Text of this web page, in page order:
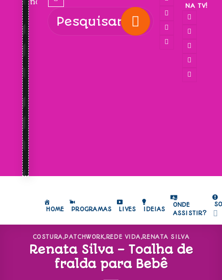
NA TV!
HOME PROGRAMAS LIVES IDEIAS
ONDE
ASSISTIR?
COSTURA,PATCHWORK,REDE VIDA,RENATA SILVA
Renata Silva – Toalha de
fralda para Bebê